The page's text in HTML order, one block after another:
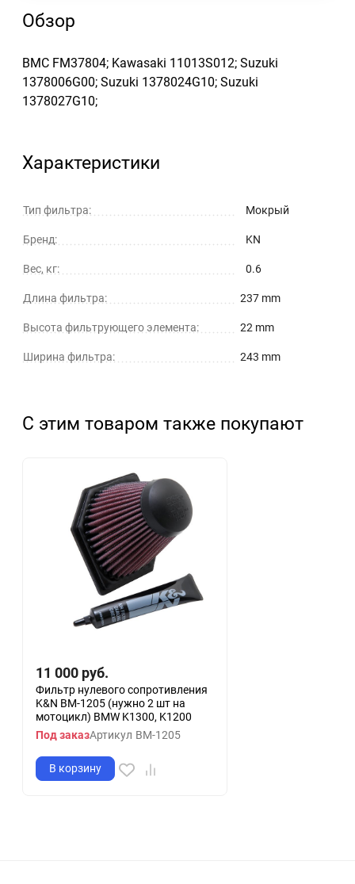
Обзор
BMC FM37804; Kawasaki 11013S012; Suzuki
1378006G00; Suzuki 1378024G10; Suzuki
1378027G10;
Характеристики
Тип фильтра: Мокрый
Бренд: KN
Вес, кг: 0.6
Длина фильтра: 237 mm
Высота фильтрующего элемента: 22 mm
Ширина фильтра: 243 mm
С этим товаром также покупают
11 000 руб.
Фильтр нулевого сопротивления
K&N BM-1205 (нужно 2 шт на
мотоцикл) BMW K1300, K1200
Под заказАртикул BM-1205
В корзину